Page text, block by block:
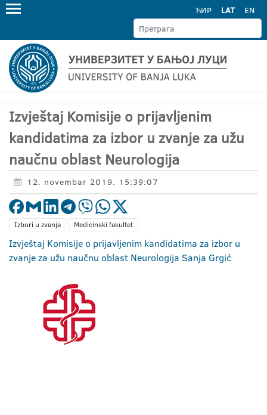
ЋИР LAT EN
Izvještaj Komisije o prijavljenim
kandidatima za izbor u zvanje za užu
naučnu oblast Neurologija
12. novembar 2019. 15:39:07
Izbori u zvanja Medicinski fakultet
Izvještaj Komisije o prijavljenim kandidatima za izbor u
zvanje za užu naučnu oblast Neurologija Sanja Grgić